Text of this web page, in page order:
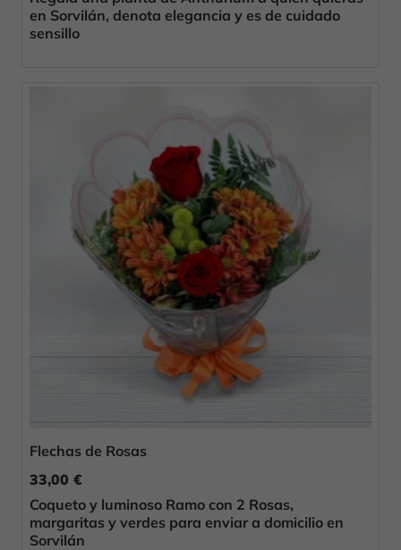
en Sorvilán, denota elegancia y es de cuidado
sensillo
Flechas de Rosas
33,00 €
Coqueto y luminoso Ramo con 2 Rosas,
margaritas y verdes para enviar a domicilio en
Sorvilán